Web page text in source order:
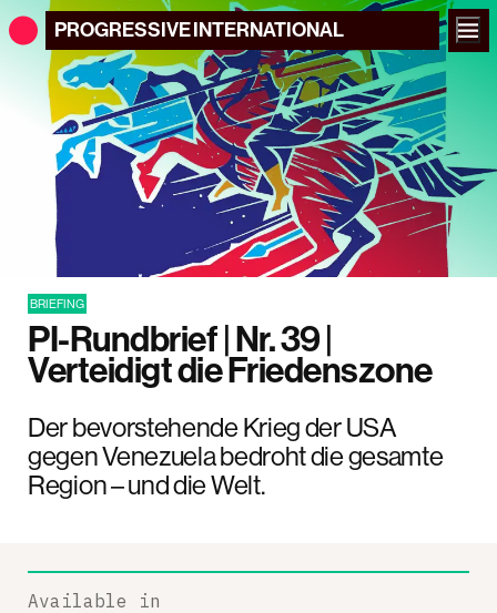
PROGRESSIVEINTERNATIONAL
BRIEFING
PI-Rundbrief | Nr. 39 |
Verteidigt die Friedenszone
Der bevorstehende Krieg der USA
gegen Venezuela bedroht die gesamte
Region – und die Welt.
Available in